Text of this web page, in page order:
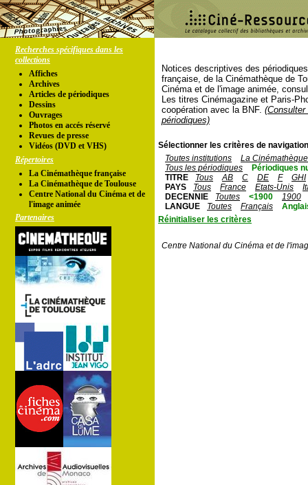
Recherches spécifiques dans les
collections
Affiches
Archives
Articles de périodiques
Dessins
Ouvrages
Photos en accés réservé
Revues de presse
Vidéos (DVD et VHS)
Répertoires
La Cinémathèque française
La Cinémathèque de Toulouse
Centre National du Cinéma et de
l'image animée
Partenaires
Notices descriptives des
française, de la Cinémathèque de
Cinéma et de l'image animée,
Les titres Cinémagazine et Paris-
coopération avec la BNF.
périodiques)
Sélectionner les critères de
Toutes institutions
La
Tous les périodiques
Périodiques
TITRE
Tous AB C DE F
GHI
PAYS
Tous France Etats-Unis
DECENNIE
Toutes <1900
1900
LANGUE
Toutes Français
Réinitialiser les critères
Centre National du Cinéma et de